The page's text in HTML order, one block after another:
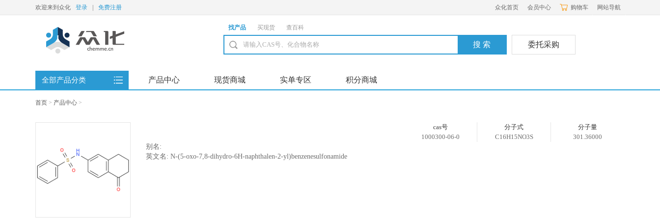
欢迎来到众化 登录 免费注册 众化首页 会员中心 购物车 网站导航
找产品 买现货 查百科
委托采购
全部产品分类 产品中心 现货商城 实单专区 积分商城
首页 > 产品中心 >
别名:
英文名: N-(5-oxo-7,8-dihydro-6H-naphthalen-2-yl)benzenesulfonamide
cas号
1000300-06-0
分子式
C16H15NO3S
分子量
301.36000